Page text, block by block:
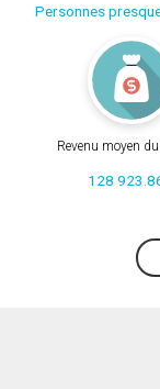
Personnes
Revenu moyen
128